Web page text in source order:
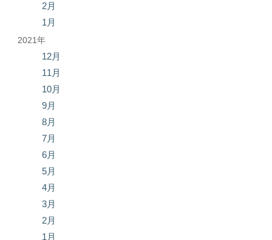
2月
1月
2021年
12月
11月
10月
9月
8月
7月
6月
5月
4月
3月
2月
1月